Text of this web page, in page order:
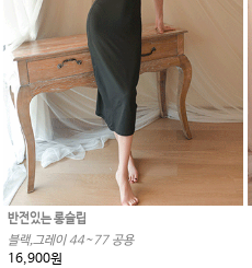
반전있는 롱슬립
블랙,그레이 44~77 공용
16,900원